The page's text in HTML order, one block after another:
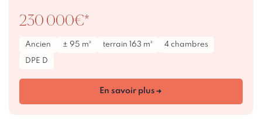
230 000€*
Ancien ± 95 m² terrain 163 m² 4 chambres
DPE D
En savoir plus